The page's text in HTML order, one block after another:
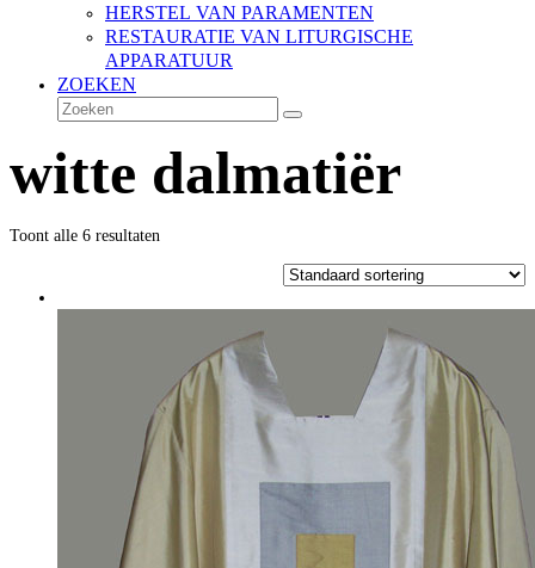
HERSTEL VAN PARAMENTEN
RESTAURATIE VAN LITURGISCHE
APPARATUUR
ZOEKEN
Zoeken
Verzenden
witte dalmatiër
Toont alle 6 resultaten